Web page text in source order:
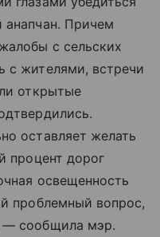
анапчан. Причем
с сельских
с жителями, встречи
открытые
оставляет желать
процент дорог
освещенность
проблемный вопрос,
— сообщила мэр.